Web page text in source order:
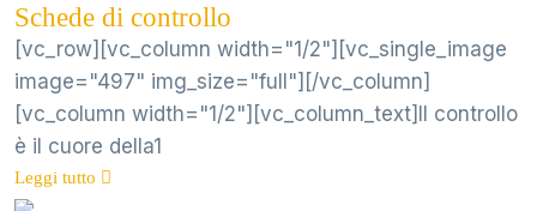
Schede di controllo
[vc_row][vc_column width="1/2"][vc_single_image
image="497" img_size="full"][/vc_column]
[vc_column width="1/2"][vc_column_text]Il controllo
è il cuore della1
Leggi tutto